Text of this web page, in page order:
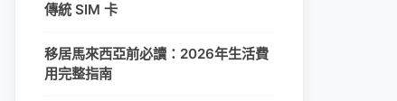
傳統 SIM 卡
移居馬來西亞前必讀：2026年生活費
用完整指南